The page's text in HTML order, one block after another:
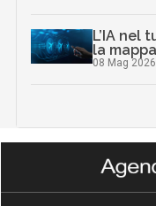
L’IA nel
la
08 Mag 2026